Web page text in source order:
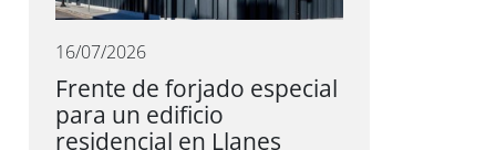
16/07/2026
Frente de forjado especial
para un edificio
residencial en Llanes